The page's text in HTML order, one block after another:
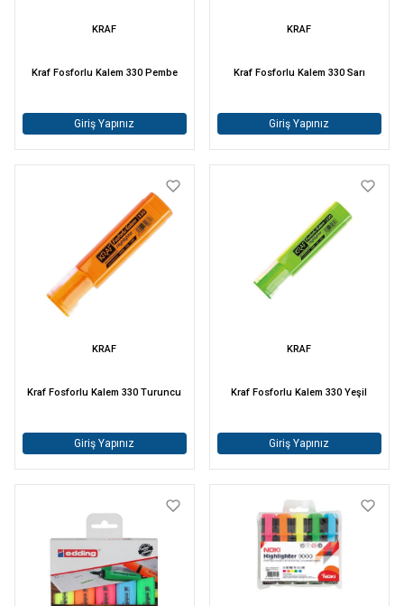
KRAF
Kraf Fosforlu Kalem 330 Pembe
Giriş Yapınız
KRAF
Kraf Fosforlu Kalem 330 Sarı
Giriş Yapınız
KRAF
Kraf Fosforlu Kalem 330 Turuncu
Giriş Yapınız
KRAF
Kraf Fosforlu Kalem 330 Yeşil
Giriş Yapınız